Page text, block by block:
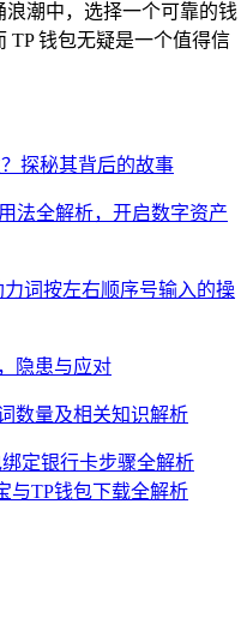
潮中，选择一个可靠的钱
TP 钱包无疑是一个值得信
探秘其背后的故事
法全解析，开启数字资产
词按左右顺序号输入的操
隐患与应对
数量及相关知识解析
绑定银行卡步骤全解析
与TP钱包下载全解析